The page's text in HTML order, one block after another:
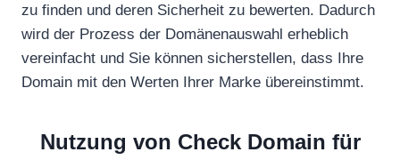
zu finden und deren Sicherheit zu bewerten. Dadurch
wird der Prozess der Domänenauswahl erheblich
vereinfacht und Sie können sicherstellen, dass Ihre
Domain mit den Werten Ihrer Marke übereinstimmt.
Nutzung von Check Domain für